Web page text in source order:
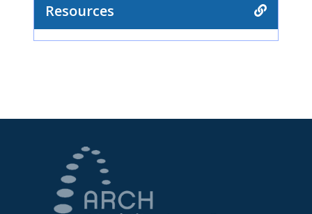
Resources